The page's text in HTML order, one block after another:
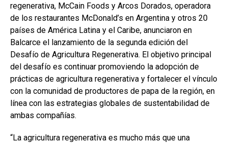
regenerativa, McCain Foods y Arcos Dorados, operadora
de los restaurantes McDonald’s en Argentina y otros 20
países de América Latina y el Caribe, anunciaron en
Balcarce el lanzamiento de la segunda edición del
Desafío de Agricultura Regenerativa. El objetivo principal
del desafío es continuar promoviendo la adopción de
prácticas de agricultura regenerativa y fortalecer el vínculo
con la comunidad de productores de papa de la región, en
línea con las estrategias globales de sustentabilidad de
ambas compañías.
“La agricultura regenerativa es mucho más que una